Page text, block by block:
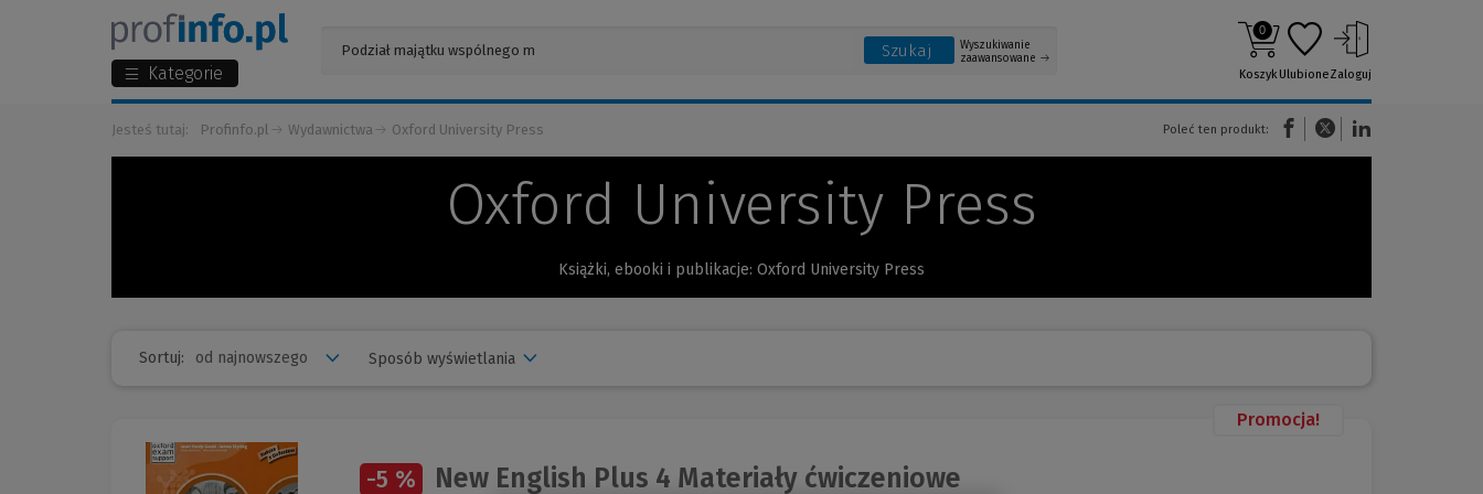
Kategorie
Szukaj
Wyszukiwanie
zaawansowane
0
KoszykUlubioneZaloguj
Jesteś tutaj: Profinfo.pl Wydawnictwa Oxford University Press Poleć ten produkt:
(Nowe okno)(Link do innej strony)
Oxford University Press
Książki, ebooki i publikacje: Oxford University Press
Sortuj: Sposób wyświetlania
Promocja!
-5 % New English Plus 4 Materiały ćwiczeniowe